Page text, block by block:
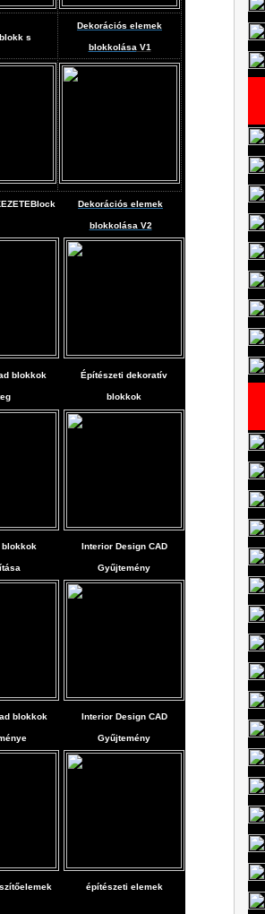
s
Dekorációs elemek
blokkolása V1
Dekorációs elemek
blokkolása V2
blokkok Építészeti dekoratív
blokkok
blokkok Interior Design CAD
Gyűjtemény
blokkok Interior Design CAD
Gyűjtemény
építészeti elemek